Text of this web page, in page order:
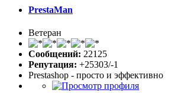
PrestaMan
Ветеран
Сообщений: 22125
Репутация: +25303/-1
Prestashop - просто и эффективно